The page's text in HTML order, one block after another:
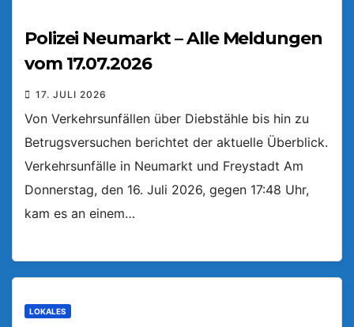
Polizei Neumarkt – Alle Meldungen
vom 17.07.2026
17. JULI 2026
Von Verkehrsunfällen über Diebstähle bis hin zu
Betrugsversuchen berichtet der aktuelle Überblick.
Verkehrsunfälle in Neumarkt und Freystadt Am
Donnerstag, den 16. Juli 2026, gegen 17:48 Uhr,
kam es an einem…
LOKALES